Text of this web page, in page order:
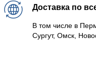
Доставка по
В том числе в
Сургут, Омск,